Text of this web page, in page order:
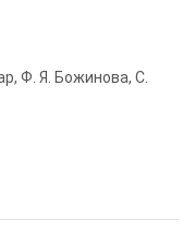
Ф. Я. Божинова, С.